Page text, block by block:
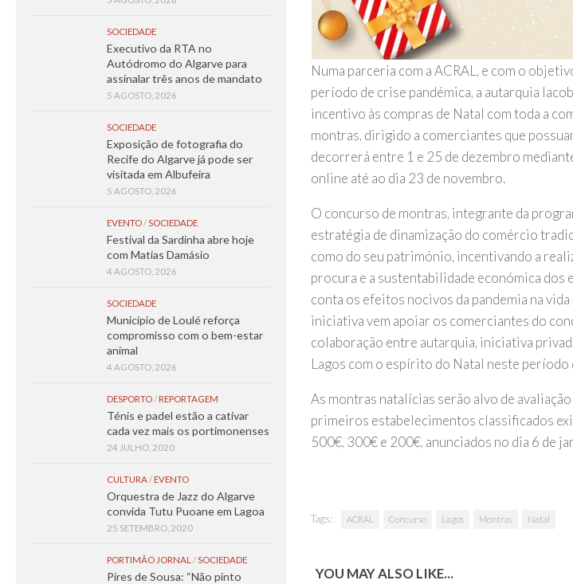
Numa parceria com a ACRAL, e com o
período de crise pandémica, a autarquia
incentivo às compras de Natal com toda a
montras, dirigido a comerciantes que
decorrerá entre 1 e 25 de dezembro
online até ao dia 23 de novembro.
O concurso de montras, integrante da
estratégia de dinamização do comércio
como do seu património, incentivando a
procura e a sustentabilidade económica dos
conta os efeitos nocivos da pandemia na
iniciativa vem apoiar os comerciantes do
colaboração entre autarquia, iniciativa
Lagos com o espírito do Natal neste período
As montras natalícias serão alvo de
primeiros estabelecimentos classificados
500€, 300€ e 200€, anunciados no dia 6 de
Tags: ACRAL Concurso Lagos Montras Natal
YOU MAY ALSO LIKE...
SOCIEDADE
Executivo da RTA no
Autódromo do Algarve para
assinalar três anos de mandato
5 AGOSTO, 2026
SOCIEDADE
Exposição de fotografia do
Recife do Algarve já pode ser
visitada em Albufeira
5 AGOSTO, 2026
EVENTO/SOCIEDADE
Festival da Sardinha abre hoje
com Matias Damásio
4 AGOSTO, 2026
SOCIEDADE
Município de Loulé reforça
compromisso com o bem-estar
animal
4 AGOSTO, 2026
DESPORTO/ REPORTAGEM
Ténis e padel estão a cativar
cada vez mais os portimonenses
24 JULHO, 2020
CULTURA/ EVENTO
Orquestra de Jazz do Algarve
convida Tutu Puoane em Lagoa
25 SETEMBRO, 2020
PORTIMÃO JORNAL /SOCIEDADE
Pires de Sousa: “Não pinto